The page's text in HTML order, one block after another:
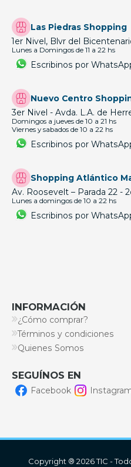
Las Piedras Shopping
1er Nivel, Blvr del
Lunes a Domingos de 11 a 22 hs
Escribinos por
Nuevo Centro
3er Nivel - Avda. L.A. de
Domingos a jueves de 10 a 21 hs
Viernes y sabados de 10 a 22 hs
Escribinos por
Shopping Atlántico
Av. Roosevelt – Parada 22 -
Lunes a domingos de 10 a 22 hs
Escribinos por
INFORMACIÓN
¿Cómo comprar?
Términos y condiciones
Quienes Somos
SEGUÍNOS EN
Facebook
Copyright ® 2026 TIC -